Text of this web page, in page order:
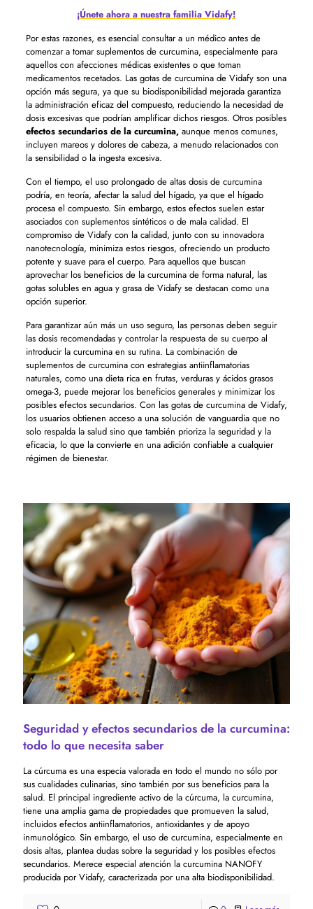
¡Únete ahora a nuestra familia Vidafy!
Por estas razones, es esencial consultar a un médico antes de
comenzar a tomar suplementos de curcumina, especialmente para
aquellos con afecciones médicas existentes o que toman
medicamentos recetados. Las gotas de curcumina de Vidafy son una
opción más segura, ya que su biodisponibilidad mejorada garantiza
la administración eficaz del compuesto, reduciendo la necesidad de
dosis excesivas que podrían amplificar dichos riesgos. Otros posibles
efectos secundarios de la curcumina,aunque menos comunes,
incluyen mareos y dolores de cabeza, a menudo relacionados con
la sensibilidad o la ingesta excesiva.
Con el tiempo, el uso prolongado de altas dosis de curcumina
podría, en teoría, afectar la salud del hígado, ya que el hígado
procesa el compuesto. Sin embargo, estos efectos suelen estar
asociados con suplementos sintéticos o de mala calidad. El
compromiso de Vidafy con la calidad, junto con su innovadora
nanotecnología, minimiza estos riesgos, ofreciendo un producto
potente y suave para el cuerpo. Para aquellos que buscan
aprovechar los beneficios de la curcumina de forma natural, las
gotas solubles en agua y grasa de Vidafy se destacan como una
opción superior.
Para garantizar aún más un uso seguro, las personas deben seguir
las dosis recomendadas y controlar la respuesta de su cuerpo al
introducir la curcumina en su rutina. La combinación de
suplementos de curcumina con estrategias antiinflamatorias
naturales, como una dieta rica en frutas, verduras y ácidos grasos
omega-3, puede mejorar los beneficios generales y minimizar los
posibles efectos secundarios. Con las gotas de curcumina de Vidafy,
los usuarios obtienen acceso a una solución de vanguardia que no
solo respalda la salud sino que también prioriza la seguridad y la
eficacia, lo que la convierte en una adición confiable a cualquier
régimen de bienestar.
Seguridad y efectos secundarios de la curcumina:
todo lo que necesita saber
La cúrcuma es una especia valorada en todo el mundo no sólo por
sus cualidades culinarias, sino también por sus beneficios para la
salud. El principal ingrediente activo de la cúrcuma, la curcumina,
tiene una amplia gama de propiedades que promueven la salud,
incluidos efectos antiinflamatorios, antioxidantes y de apoyo
inmunológico. Sin embargo, el uso de curcumina, especialmente en
dosis altas, plantea dudas sobre la seguridad y los posibles efectos
secundarios. Merece especial atención la curcumina NANOFY
producida por Vidafy, caracterizada por una alta biodisponibilidad.